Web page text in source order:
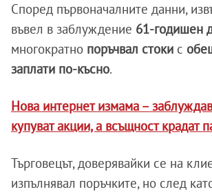
Според първоначалните данни,
въвел в заблуждение 61-годишен
многократно поръчвал стоки с
заплати по-късно.
Нова интернет измама –
купуват акции, а всъщност крадат
Търговецът, доверявайки се на
изпълнявал поръчките, но след